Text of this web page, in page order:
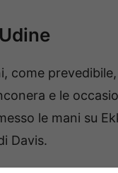
come
e le
le mani su
Davis.